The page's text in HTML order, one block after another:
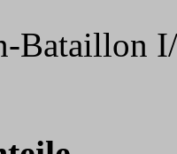
Bataillon